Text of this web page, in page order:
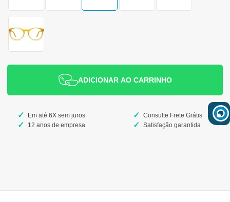
ADICIONAR AO CARRINHO
Em até 6X sem juros
12 anos de empresa
Consulte Frete Grátis
Satisfação garantida